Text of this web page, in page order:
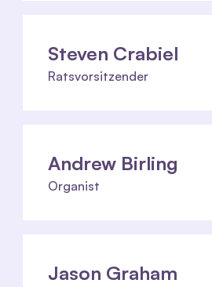
Steven Crabiel
Ratsvorsitzender
Andrew Birling
Organist
Jason Graham